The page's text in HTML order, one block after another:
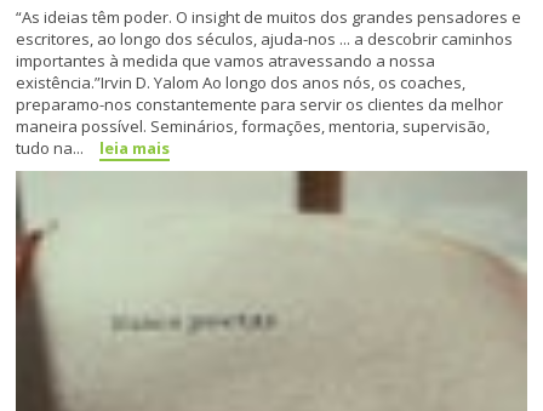
“As ideias têm poder. O insight de muitos dos grandes pensadores e
escritores, ao longo dos séculos, ajuda-nos ... a descobrir caminhos
importantes à medida que vamos atravessando a nossa
existência.”Irvin D. Yalom Ao longo dos anos nós, os coaches,
preparamo-nos constantemente para servir os clientes da melhor
maneira possível. Seminários, formações, mentoria, supervisão,
tudo na...
leia mais